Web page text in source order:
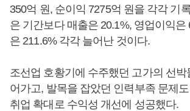
350억 원, 순이익 7275억 원을 각각 기
은 기간보다 매출은 20.1%, 영업이익은
은 211.6% 각각 늘어난 것이다.
조선업 호황기에 수주했던 고가의 선박
어가고, 발목을 잡았던 인력부족 문제
취업 확대로 수익성 개선에 성공했다.